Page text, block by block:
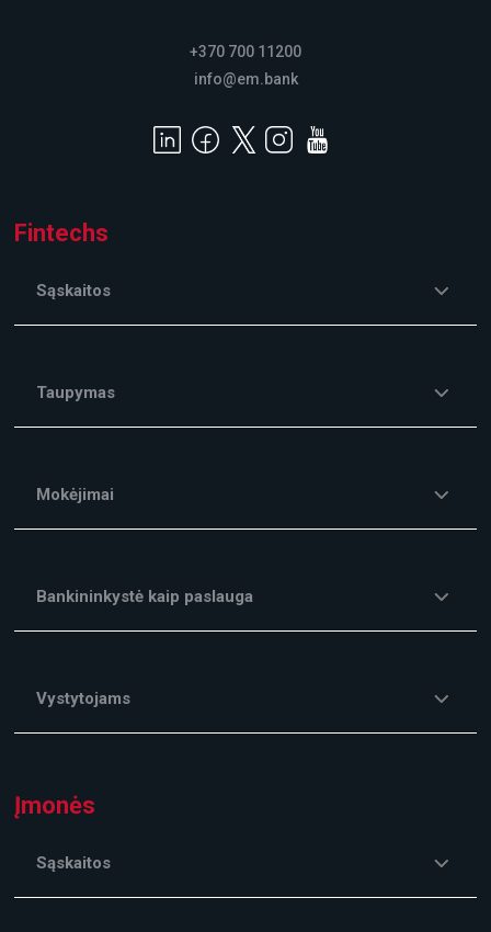
+370 700 11200
info@em.bank
Fintechs
Sąskaitos
Taupymas
Mokėjimai
Bankininkystė kaip paslauga
Vystytojams
Įmonės
Sąskaitos